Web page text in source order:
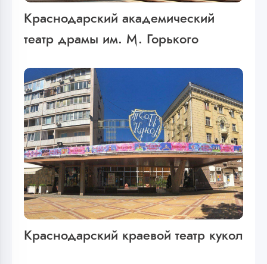
Краснодарский академический
театр драмы им. М. Горького
Краснодарский краевой театр кукол